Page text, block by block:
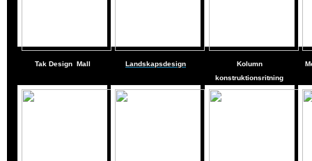
Tak Design Mall Landskapsdesign
Kolumn
konstruktionsritning